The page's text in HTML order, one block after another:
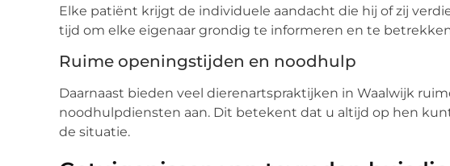
Elke patiënt krijgt de individuele aandacht die hij of zij
tijd om elke eigenaar grondig te informeren en te
Ruime openingstijden en noodhulp
Daarnaast bieden veel dierenartspraktijken in Waalwijk
noodhulpdiensten aan. Dit betekent dat u altijd op hen
de situatie.